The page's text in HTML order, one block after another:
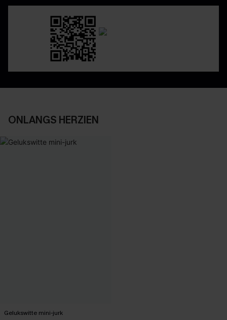
ONLANGS HERZIEN
Gelukswitte mini-jurk